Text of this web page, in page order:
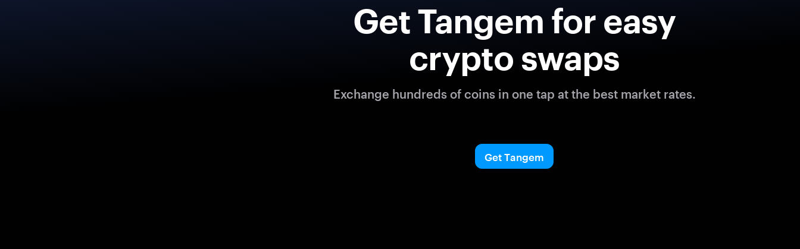
Get Tangem for easy
crypto swaps
Exchange hundreds of coins in one tap at the best market rates.
Get Tangem